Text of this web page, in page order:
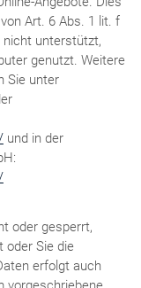
Art. 6 Abs. 1 lit. f
nicht unterstützt,
genutzt. Weitere
Sie unter
und in der
oder gesperrt,
oder Sie die
erfolgt auch